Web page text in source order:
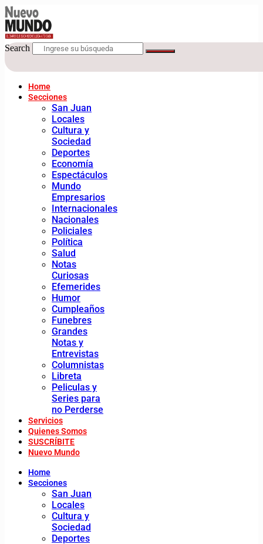
Search
Home
Secciones
San Juan
Locales
Cultura y
Sociedad
Deportes
Economía
Espectáculos
Mundo
Empresarios
Internacionales
Nacionales
Policiales
Política
Salud
Notas
Curiosas
Efemerides
Humor
Cumpleaños
Funebres
Grandes
Notas y
Entrevistas
Columnistas
Libreta
Peliculas y
Series para
no Perderse
Servicios
Quienes Somos
SUSCRÍBITE
Nuevo Mundo
Home
Secciones
San Juan
Locales
Cultura y
Sociedad
Deportes